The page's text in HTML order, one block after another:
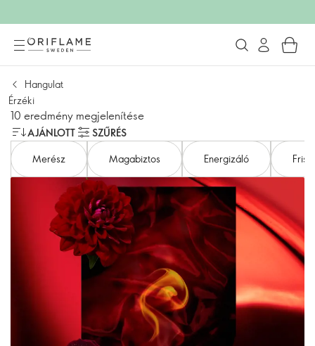
Hangulat
Érzéki
10 eredmény megjelenítése
AJÁNLOTT
SZŰRÉS
Merész
Magabiztos Energizáló Friss